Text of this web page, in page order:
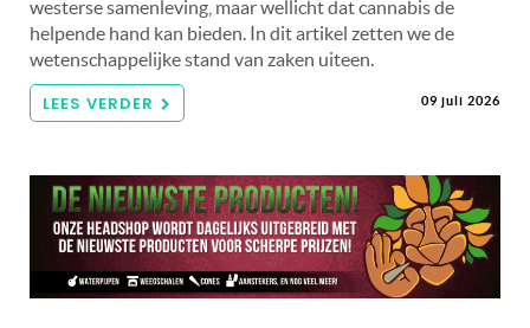
westerse samenleving, maar wellicht dat cannabis de
helpende hand kan bieden. In dit artikel zetten we de
wetenschappelijke stand van zaken uiteen.
LEES VERDER 09 juli 2026